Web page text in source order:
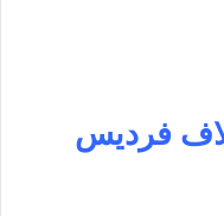
فردیس